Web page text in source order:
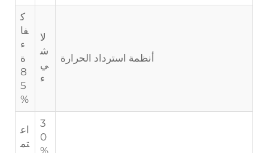
أنظمة استرداد الحرارة
لا
ش
ي
ء
ك
فا
ء
ة
8
5
%
3
0
اع
تم